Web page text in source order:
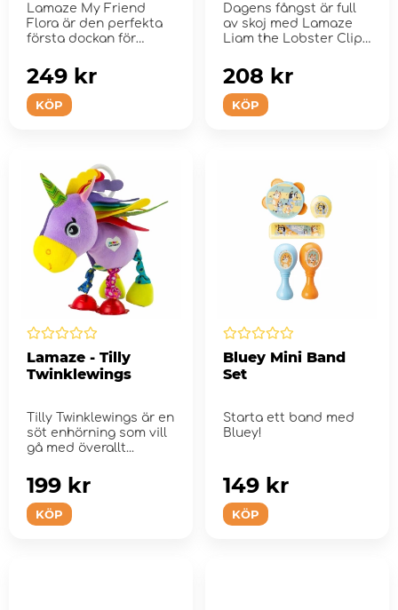
Lamaze My Friend
Flora är den perfekta
första dockan för
KÖP
249 kr
Dagens fångst är full
av skoj med Lamaze
Liam the Lobster Clip
KÖP
208 kr
Lamaze - Tilly
Twinklewings
Tilly Twinklewings är en
söt enhörning som vill
gå med överallt...
KÖP
199 kr
Bluey Mini Band
Set
Starta ett band med
Bluey!
KÖP
149 kr